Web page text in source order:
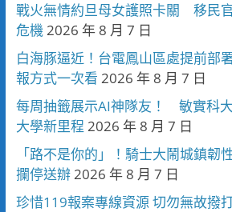
戰火無情約旦母女護照卡關 移民
危機2026 年 8 月 7 日
白海豚逼近！台電鳳山區處提前
報方式一次看 2026 年 8 月 7 日
每周抽籤展示AI神隊友！ 敏實科
大學新里程 2026 年 8 月 7 日
「路不是你的」！騎士大鬧城鎮韌
攔停送辦2026 年 8 月 7 日
珍惜119報案專線資源 切勿無故撥